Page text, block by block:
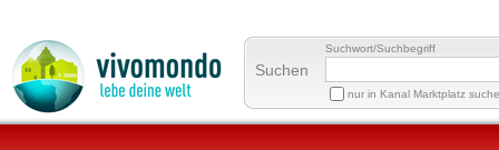
Suchen
Suchwort/Suchbegriff
nur in Kanal Marktplatz